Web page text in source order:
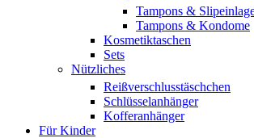
Tampons &
Tampons & Kondome
Kosmetiktaschen
Sets
Nützliches
Reißverschlusstäschchen
Schlüsselanhänger
Kofferanhänger
Für Kinder